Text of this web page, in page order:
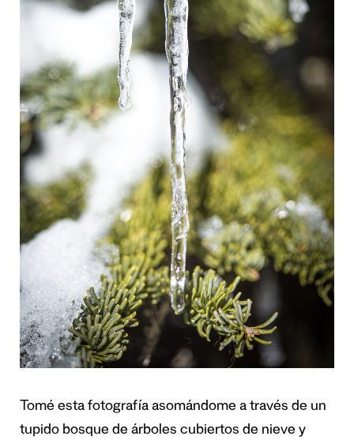
Tomé esta fotografía asomándome a través de un
tupido bosque de árboles cubiertos de nieve y